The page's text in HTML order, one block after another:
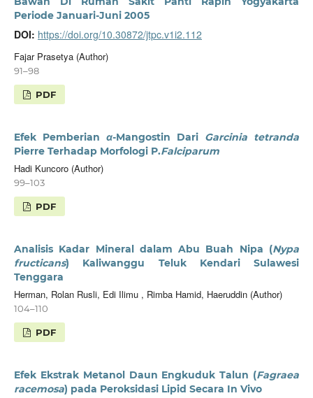
Periode Januari-Juni 2005
DOI: https://doi.org/10.30872/jtpc.v1i2.112
Fajar Prasetya (Author)
91–98
PDF
Efek Pemberian α-Mangostin Dari Garcinia tetranda
Pierre Terhadap Morfologi P.Falciparum
Hadi Kuncoro (Author)
99–103
PDF
Analisis Kadar Mineral dalam Abu Buah Nipa (Nypa
fructicans) Kaliwanggu Teluk Kendari Sulawesi
Tenggara
Herman, Rolan Rusli, Edi Ilimu , Rimba Hamid, Haeruddin (Author)
104–110
PDF
Efek Ekstrak Metanol Daun Engkuduk Talun (Fagraea
racemosa) pada Peroksidasi Lipid Secara In Vivo